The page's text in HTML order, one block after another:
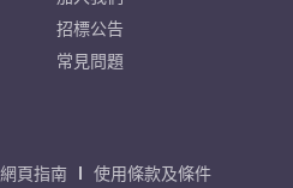
招標公告
常見問題
網頁指南 使用條款及條件